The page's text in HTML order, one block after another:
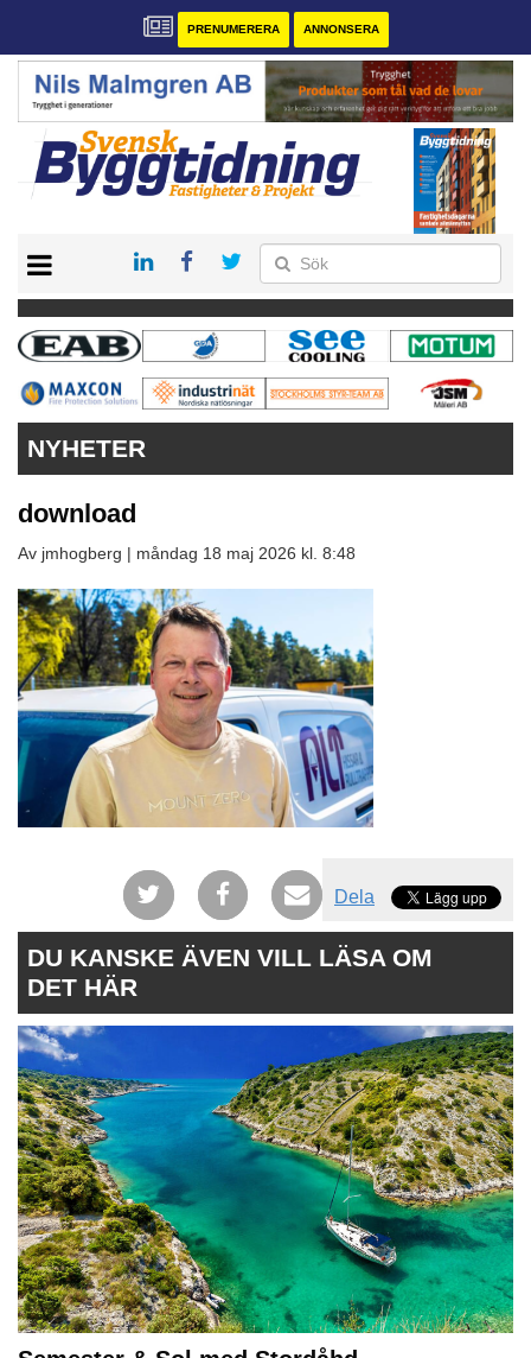
PRENUMERERA ANNONSERA
PRENUMERERA
VÅRA ANDRA MAGASIN
ANNONSERA
NYHETER
download
Av jmhogberg | måndag 18 maj 2026 kl. 8:48
Dela
DU KANSKE ÄVEN VILL LÄSA OM
DET HÄR